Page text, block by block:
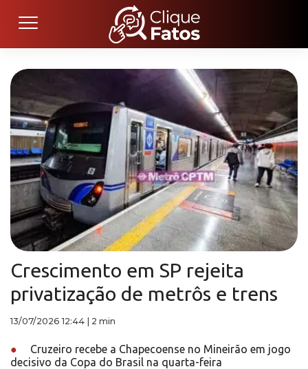
Crescimento em SP rejeita
privatização de metrôs e trens
13/07/2026 12:44 2 min
●
Cruzeiro recebe a Chapecoense no Mineirão em jogo
decisivo da Copa do Brasil na quarta-feira